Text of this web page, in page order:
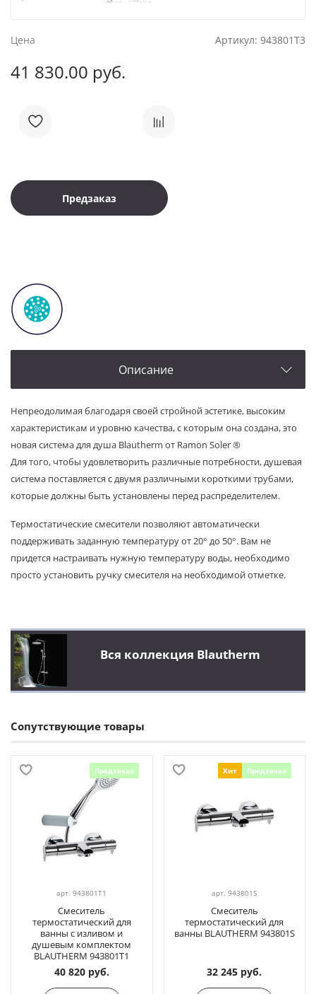
Цена Артикул: 943801T3
41 830.00 руб.
Предзаказ
Вся коллекция Blautherm
Описание
Непреодолимая благодаря своей стройной эстетике, высоким
характеристикам и уровню качества, с которым она создана, это
новая система для душа Blautherm от Ramon Soler ®
Для того, чтобы удовлетворить различные потребности, душевая
система поставляется с двумя различными короткими трубами,
которые должны быть установлены перед распределителем.
Термостатические смесители позволяют автоматически
поддерживать заданную температуру от 20° до 50°. Вам не
придется настраивать нужную температуру воды, необходимо
просто установить ручку смесителя на необходимой отметке.
Сопутствующие товары
Предзаказ
арт.943801T1
Смеситель
термостатический для
ванны с изливом и
душевым комплектом
BLAUTHERM 943801T1
40 820 руб.
Хит Предзаказ
арт.943801S
Смеситель
термостатический для
ванны BLAUTHERM 943801S
32 245 руб.